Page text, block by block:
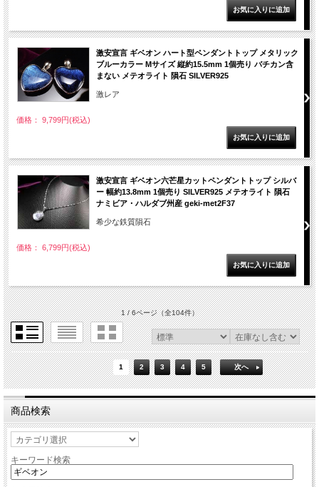
激安宣言 ギベオン ハート型ペンダントトップ メタリック
ブルーカラー Mサイズ 縦約15.5mm 1個売り バチカン含
まない メテオライト 隕石 SILVER925
激レア
価格： 9,799円(税込)
激安宣言 ギベオン六芒星カットペンダントトップ シルバ
ー 幅約13.8mm 1個売り SILVER925 メテオライト 隕石
ナミビア・ハルダブ州産 geki-met2F37
希少な鉄質隕石
価格： 6,799円(税込)
1 / 6ページ（全104件）
1 2 3 4 5 次へ
商品検索
キーワード検索